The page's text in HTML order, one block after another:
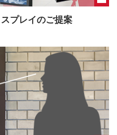
プレイのご提案